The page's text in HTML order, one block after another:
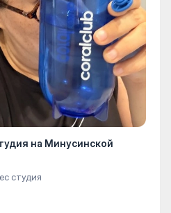
на Минусинской
студия